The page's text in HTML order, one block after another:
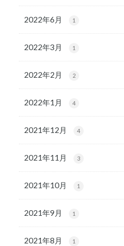
2022年6月 1
2022年3月 1
2022年2月 2
2022年1月 4
2021年12月 4
2021年11月 3
2021年10月 1
2021年9月 1
2021年8月 1